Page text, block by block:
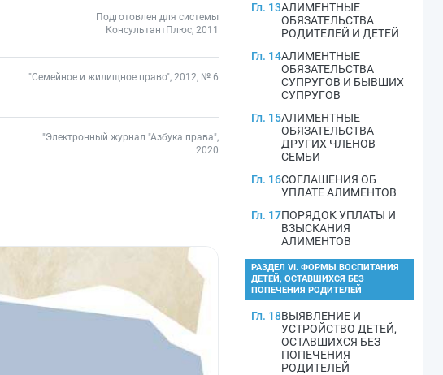
Подготовлен для системы
КонсультантПлюс, 2011
"Семейное и жилищное право", 2012, № 6
"Электронный журнал "Азбука права",
2020
Гл. 13АЛИМЕНТНЫЕ
ОБЯЗАТЕЛЬСТВА
РОДИТЕЛЕЙ И ДЕТЕЙ
Гл. 14АЛИМЕНТНЫЕ
ОБЯЗАТЕЛЬСТВА
СУПРУГОВ И БЫВШИХ
СУПРУГОВ
Гл. 15АЛИМЕНТНЫЕ
ОБЯЗАТЕЛЬСТВА
ДРУГИХ ЧЛЕНОВ
СЕМЬИ
Гл. 16СОГЛАШЕНИЯ ОБ
УПЛАТЕ АЛИМЕНТОВ
Гл. 17ПОРЯДОК УПЛАТЫ И
ВЗЫСКАНИЯ
АЛИМЕНТОВ
РАЗДЕЛ VI. ФОРМЫ ВОСПИТАНИЯ
ДЕТЕЙ, ОСТАВШИХСЯ БЕЗ
ПОПЕЧЕНИЯ РОДИТЕЛЕЙ
Гл. 18ВЫЯВЛЕНИЕ И
УСТРОЙСТВО ДЕТЕЙ,
ОСТАВШИХСЯ БЕЗ
ПОПЕЧЕНИЯ
РОДИТЕЛЕЙ